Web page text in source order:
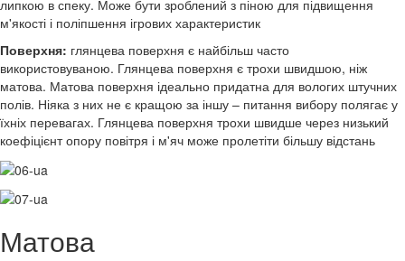
липкою в спеку. Може бути зроблений з піною для підвищення
м'якості і поліпшення ігрових характеристик
Поверхня: глянцева поверхня є найбільш часто
використовуваною. Глянцева поверхня є трохи швидшою, ніж
матова. Матова поверхня ідеально придатна для вологих штучних
полів. Ніяка з них не є кращою за іншу – питання вибору полягає у
їхніх перевагах. Глянцева поверхня трохи швидше через низький
коефіцієнт опору повітря і м'яч може пролетіти більшу відстань
Матова